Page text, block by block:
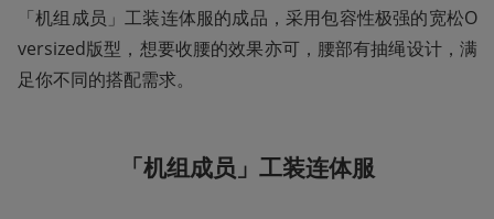
「机组成员」工装连体服的成品，采用包容性极强的宽松O
versized版型，想要收腰的效果亦可，腰部有抽绳设计，满
足你不同的搭配需求。
「机组成员」工装连体服